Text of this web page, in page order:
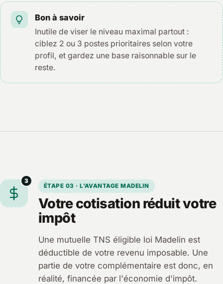
Bon à savoir
Inutile de viser le niveau maximal partout :
ciblez 2 ou 3 postes prioritaires selon votre
profil, et gardez une base raisonnable sur le
reste.
3
ÉTAPE 03 · L'AVANTAGE MADELIN
Votre cotisation réduit votre
impôt
Une mutuelle TNS éligible loi Madelin est
déductible de votre revenu imposable. Une
partie de votre complémentaire est donc, en
réalité, financée par l'économie d'impôt.